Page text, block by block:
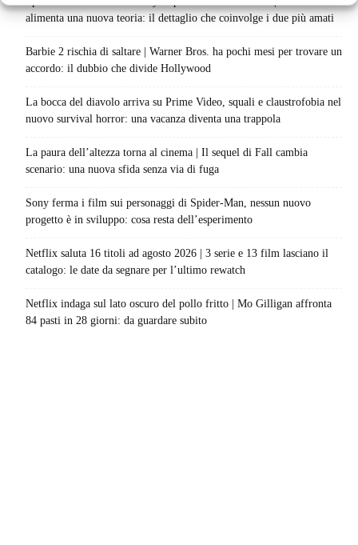
alimenta una nuova teoria: il dettaglio che coinvolge i due più amati
Barbie 2 rischia di saltare | Warner Bros. ha pochi mesi per trovare un
accordo: il dubbio che divide Hollywood
La bocca del diavolo arriva su Prime Video, squali e claustrofobia nel
nuovo survival horror: una vacanza diventa una trappola
La paura dell’altezza torna al cinema | Il sequel di Fall cambia
scenario: una nuova sfida senza via di fuga
Sony ferma i film sui personaggi di Spider-Man, nessun nuovo
progetto è in sviluppo: cosa resta dell’esperimento
Netflix saluta 16 titoli ad agosto 2026 | 3 serie e 13 film lasciano il
catalogo: le date da segnare per l’ultimo rewatch
Netflix indaga sul lato oscuro del pollo fritto | Mo Gilligan affronta
84 pasti in 28 giorni: da guardare subito